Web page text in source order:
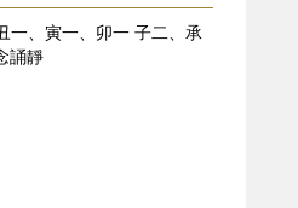
一、寅一、卯一 子二、承
誦靜